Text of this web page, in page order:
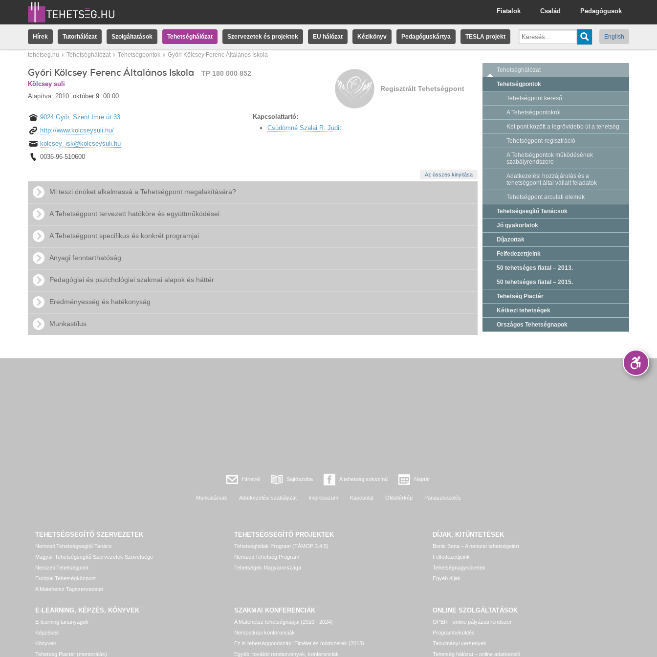
Pedagógusok
Család
Fiatalok
Hírek Tutorhálózat Szolgáltatások Tehetséghálózat Szervezetek és projektek EU hálózat Kézikönyv Pedagóguskártya TESLA projekt English
tehetseg.hu Tehetséghálózat Tehetségpontok Győri Kölcsey Ferenc Általános Iskola
Regisztrált Tehetségpont
Győri Kölcsey Ferenc Általános Iskola TP 180 000 852
Kölcsey suli
Alapítva: 2010. október 9. 00:00
9024 Győr, Szent Imre út 33.
http://www.kolcseysuli.hu/
kolcsey_isk@kolcseysuli.hu
0036-96-510600
Kapcsolattartó:
Csüdömné Szalai R. Judit
Az összes kinyitása
Mi teszi önöket alkalmassá a Tehetségpont megalakítására?
A Tehetségpont tervezett hatóköre és együttműködései
A Tehetségpont specifikus és konkrét programjai
Anyagi fenntarthatóság
Pedagógiai és pszichológiai szakmai alapok és háttér
Eredményesség és hatékonyság
Munkastílus
Tehetséghálózat
Tehetségpontok
Tehetségpont kereső
A Tehetségpontokról
Két pont között a legrövidebb út a tehetség
Tehetségpont-regisztráció
A Tehetségpontok működésének
szabályrendszere
Adatkezelési hozzájárulás és a
tehetségpont által vállalt feladatok
Tehetségpont arculati elemek
Tehetségsegítő Tanácsok
Jó gyakorlatok
Díjazottak
Felfedezettjeink
50 tehetséges fiatal – 2013.
50 tehetséges fiatal – 2015.
Tehetség Piactér
Kétkezi tehetségek
Országos Tehetségnapok
Hírlevél Sajtószoba A tehetség sokszínű Naptár
Munkatársak Adatkezelési szabályzat Impresszum Kapcsolat Oldaltérkép Panaszkezelés
TEHETSÉGSEGÍTŐ SZERVEZETEK
Nemzeti Tehetségsegítő Tanács
Magyar Tehetségsegítő Szervezetek Szövetsége
Nemzeti Tehetségpont
Európai Tehetségközpont
A Matehetsz Tagszervezetei
TEHETSÉGSEGÍTŐ PROJEKTEK
Tehetséghidak Program (TÁMOP 3.4.5)
Nemzeti Tehetség Program
Tehetségek Magyarországa
DÍJAK, KITÜNTETÉSEK
Bonis Bona – A nemzet tehetségeiért
Felfedezettjeink
Tehetségnagykövetek
Egyéb díjak
E-LEARNING, KÉPZÉS, KÖNYVEK
E-learning tananyagok
Képzések
Könyvek
Tehetség Piactér (mentorálás)
SZAKMAI KONFERENCIÁK
A Matehetsz tehetségnapjai (2010 - 2024)
Nemzetközi konferenciák
Ez is tehetséggondozás! Elmélet és módszerek (2013)
Egyéb, további rendezvények, konferenciák
ONLINE SZOLGÁLTATÁSOK
OPER - online pályázati rendszer
Programbeküldés
Tanulmányi versenyek
Tehetség hálózat – online adatkezelő